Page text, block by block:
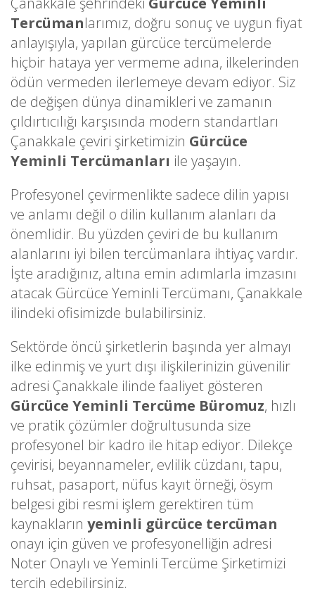
Tercümanlarımız, doğru sonuç ve uygun fiyat
anlayışıyla, yapılan gürcüce tercümelerde
hiçbir hataya yer vermeme adına, ilkelerinden
ödün vermeden ilerlemeye devam ediyor. Siz
de değişen dünya dinamikleri ve zamanın
çıldırtıcılığı karşısında modern standartları
Çanakkale çeviri şirketimizin Gürcüce
Yeminli Tercümanları ile yaşayın.
Profesyonel çevirmenlikte sadece dilin yapısı
ve anlamı değil o dilin kullanım alanları da
önemlidir. Bu yüzden çeviri de bu kullanım
alanlarını iyi bilen tercümanlara ihtiyaç vardır.
İşte aradığınız, altına emin adımlarla imzasını
atacak Gürcüce Yeminli Tercümanı, Çanakkale
ilindeki ofisimizde bulabilirsiniz.
Sektörde öncü şirketlerin başında yer almayı
ilke edinmiş ve yurt dışı ilişkilerinizin güvenilir
adresi Çanakkale ilinde faaliyet gösteren
Gürcüce Yeminli Tercüme Büromuz, hızlı
ve pratik çözümler doğrultusunda size
profesyonel bir kadro ile hitap ediyor. Dilekçe
çevirisi, beyannameler, evlilik cüzdanı, tapu,
ruhsat, pasaport, nüfus kayıt örneği, ösym
belgesi gibi resmi işlem gerektiren tüm
kaynakların yeminli gürcüce tercüman
onayı için güven ve profesyonelliğin adresi
Noter Onaylı ve Yeminli Tercüme Şirketimizi
tercih edebilirsiniz.